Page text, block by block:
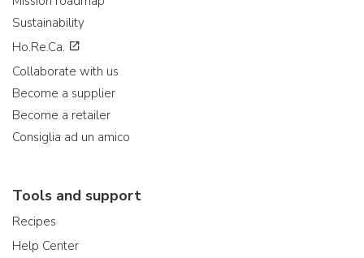
Sustainability
Ho.Re.Ca.
Collaborate with us
Become a supplier
Become a retailer
Consiglia ad un amico
Tools and support
Recipes
Help Center